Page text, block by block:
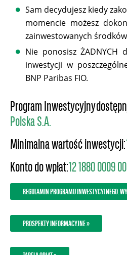
Sam decydujesz kiedy
momencie możesz
zainwestowanych
Nie ponosisz
inwestycji w
BNP Paribas FIO.
Program Inwestycyjny
Polska S.A.
Minimalna wartość inwestycji:
Konto do wpłat:12 1880 0009
REGULAMIN PROGRAMU INWESTYCYJNEGO:
PROSPEKTY INFORMACYJNE »